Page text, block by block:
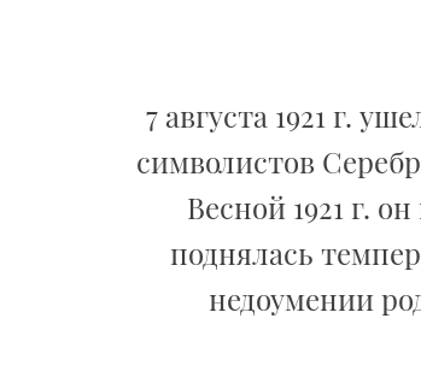
7 августа 1921 г.
символистов
Весной 1921 г.
поднялась
недоумении